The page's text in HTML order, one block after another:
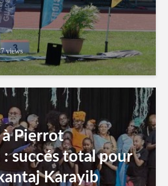
views
Pierrot
: succés total pour
Karayib